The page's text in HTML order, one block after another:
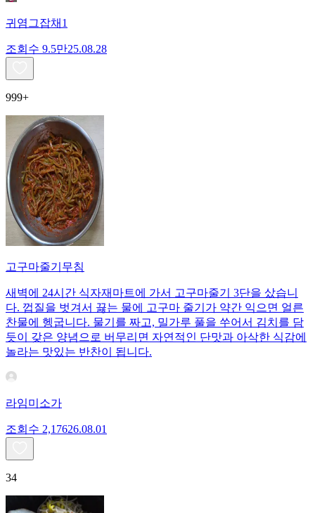
귀염그잡채1
조회수 9.5만25.08.28
999+
고구마줄기무침
새벽에 24시간 식자재마트에 가서 고구마줄기 3단을 샀습니
다. 껍질을 벗겨서 끓는 물에 고구마 줄기가 약간 익으면 얼른
찬물에 헹굽니다. 물기를 짜고, 밀가루 풀을 쑤어서 김치를 담
듯이 갖은 양념으로 버무리면 자연적인 단맛과 아삭한 식감에
놀라는 맛있는 반찬이 됩니다.
라임미소가
조회수 2,17626.08.01
34